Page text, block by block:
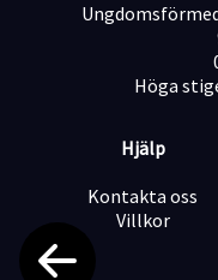
Höga
Hjälp
Kontakta oss
Villkor